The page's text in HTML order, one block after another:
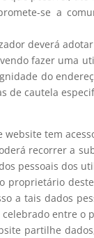
se a
deverá
fazer uma
do
de cautela
tem
recorrer a
pessoais dos
a tais dados
entre o
partilhe